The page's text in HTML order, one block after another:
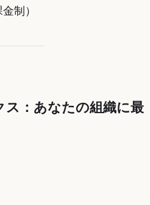
制）
ス：あなたの組織に最